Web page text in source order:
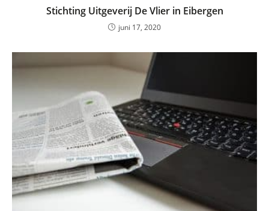
Stichting Uitgeverij De Vlier in Eibergen
juni 17, 2020